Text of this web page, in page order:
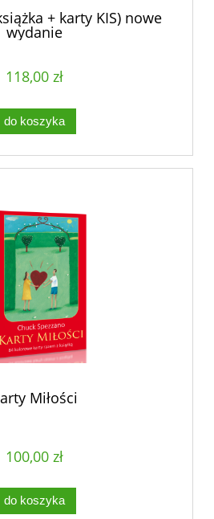
+ karty KIS) nowe
wydanie
118,00 zł
do koszyka
Miłości
100,00 zł
do koszyka